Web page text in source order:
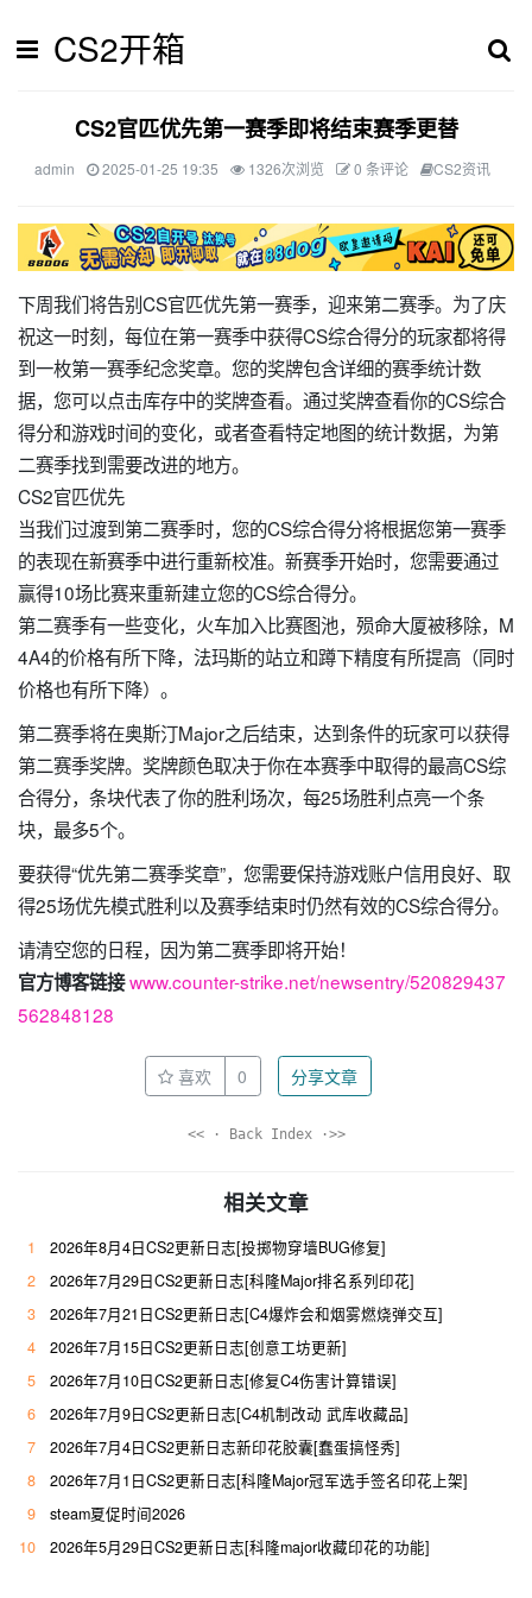
CS2开箱
CS2官匹优先第一赛季即将结束赛季更替
admin 2025-01-25 19:35 1326次浏览 0 条评论 CS2资讯
下周我们将告别CS官匹优先第一赛季，迎来第二赛季。为了庆
祝这一时刻，每位在第一赛季中获得CS综合得分的玩家都将得
到一枚第一赛季纪念奖章。您的奖牌包含详细的赛季统计数
据，您可以点击库存中的奖牌查看。通过奖牌查看你的CS综合
得分和游戏时间的变化，或者查看特定地图的统计数据，为第
二赛季找到需要改进的地方。
CS2官匹优先
当我们过渡到第二赛季时，您的CS综合得分将根据您第一赛季
的表现在新赛季中进行重新校准。新赛季开始时，您需要通过
赢得10场比赛来重新建立您的CS综合得分。
第二赛季有一些变化，火车加入比赛图池，殒命大厦被移除，M
4A4的价格有所下降，法玛斯的站立和蹲下精度有所提高（同时
价格也有所下降）。
第二赛季将在奥斯汀Major之后结束，达到条件的玩家可以获得
第二赛季奖牌。奖牌颜色取决于你在本赛季中取得的最高CS综
合得分，条块代表了你的胜利场次，每25场胜利点亮一个条
块，最多5个。
要获得“优先第二赛季奖章”，您需要保持游戏账户信用良好、取
得25场优先模式胜利以及赛季结束时仍然有效的CS综合得分。
请清空您的日程，因为第二赛季即将开始！
官方博客链接www.counter-strike.net/newsentry/520829437
562848128
喜欢 0 分享文章
<< · Back Index ·>>
相关文章
1
2026年8月4日CS2更新日志[投掷物穿墙BUG修复]
2
2026年7月29日CS2更新日志[科隆Major排名系列印花]
3
2026年7月21日CS2更新日志[C4爆炸会和烟雾燃烧弹交互]
4
2026年7月15日CS2更新日志[创意工坊更新]
5
2026年7月10日CS2更新日志[修复C4伤害计算错误]
6
2026年7月9日CS2更新日志[C4机制改动 武库收藏品]
7
2026年7月4日CS2更新日志新印花胶囊[蠢蛋搞怪秀]
8
2026年7月1日CS2更新日志[科隆Major冠军选手签名印花上架]
9
steam夏促时间2026
10
2026年5月29日CS2更新日志[科隆major收藏印花的功能]